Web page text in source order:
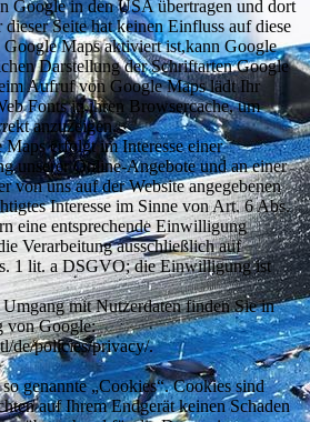
Google in den USA übertragen und dort
Seite hat keinen Einfluss auf diese
Maps aktiviert ist,kann Google
Darstellung der Schriftarten Google
Aufruf von Google Maps lädt Ihr
Fonts in ihren Browsercache, um
anzuzeigen.
erfolgt im Interesse einer
unserer Online-Angebote und an einer
von uns auf der Website angegebenen
Interesse im Sinne von Art. 6 Abs.
eine entsprechende Einwilligung
Verarbeitung ausschließlich auf
1 lit. a DSGVO; die Einwilligung ist
mit Nutzerdaten finden Sie in
von Google:
de/policies/privacy/.
genannte „Cookies“. Cookies sind
auf Ihrem Endgerät keinen Schaden